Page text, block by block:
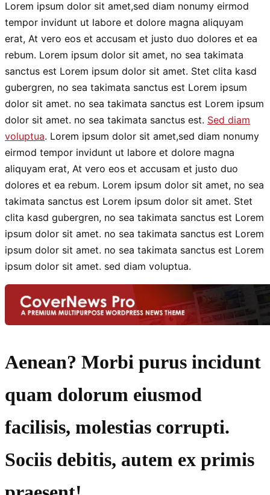
Lorem ipsum dolor sit amet,sed diam nonumy eirmod
tempor invidunt ut labore et dolore magna aliquyam
erat, At vero eos et accusam et justo duo dolores et ea
rebum. Lorem ipsum dolor sit amet, no sea takimata
sanctus est Lorem ipsum dolor sit amet. Stet clita kasd
gubergren, no sea takimata sanctus est Lorem ipsum
dolor sit amet. no sea takimata sanctus est Lorem ipsum
dolor sit amet. no sea takimata sanctus est. Sed diam
voluptua. Lorem ipsum dolor sit amet,sed diam nonumy
eirmod tempor invidunt ut labore et dolore magna
aliquyam erat, At vero eos et accusam et justo duo
dolores et ea rebum. Lorem ipsum dolor sit amet, no sea
takimata sanctus est Lorem ipsum dolor sit amet. Stet
clita kasd gubergren, no sea takimata sanctus est Lorem
ipsum dolor sit amet. no sea takimata sanctus est Lorem
ipsum dolor sit amet. no sea takimata sanctus est Lorem
ipsum dolor sit amet. sed diam voluptua.
Aenean? Morbi purus incidunt
quam dolorum eiusmod
facilisis, molestias corrupti.
Sociis debitis, autem ex primis